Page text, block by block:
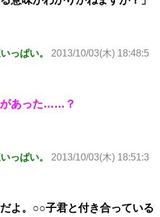
っぱい。
2013/10/03(木) 18:48:5
があった……？
っぱい。
2013/10/03(木) 18:51:3
よ。○○子君と付き合っている